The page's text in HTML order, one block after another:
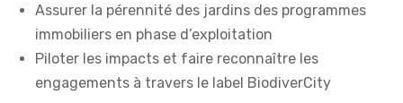
Assurer la pérennité des jardins des programmes
immobiliers en phase d’exploitation
Piloter les impacts et faire reconnaître les
engagements à travers le label BiodiverCity